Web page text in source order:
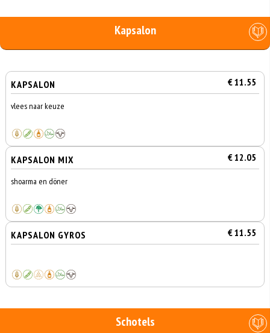
Kapsalon
KAPSALON € 11.55
vlees naar keuze
KAPSALON MIX € 12.05
shoarma en döner
KAPSALON GYROS € 11.55
Schotels